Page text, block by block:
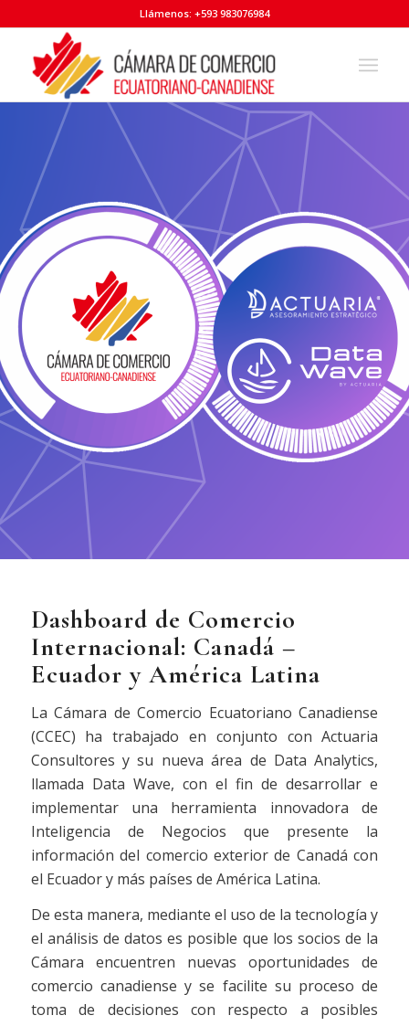
Llámenos: +593 983076984
Dashboard de Comercio
Internacional: Canadá –
Ecuador y América Latina
La Cámara de Comercio Ecuatoriano Canadiense
(CCEC) ha trabajado en conjunto con Actuaria
Consultores y su nueva área de Data Analytics,
llamada Data Wave, con el fin de desarrollar e
implementar una herramienta innovadora de
Inteligencia de Negocios que presente la
información del comercio exterior de Canadá con
el Ecuador y más países de América Latina.
De esta manera, mediante el uso de la tecnología y
el análisis de datos es posible que los socios de la
Cámara encuentren nuevas oportunidades de
comercio canadiense y se facilite su proceso de
toma de decisiones con respecto a posibles